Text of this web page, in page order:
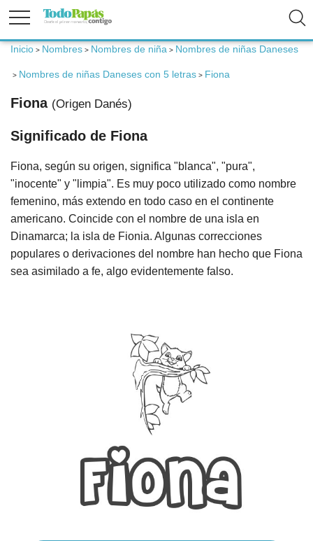
Fertilidad
Embarazo
Bebé
Niños
Padres
Calculadoras
Inicio > Nombres > Nombres de niña > Nombres de niñas Daneses
> Nombres de niñas Daneses con 5 letras > Fiona
Fiona (Origen Danés)
Significado de Fiona
Fiona, según su origen, significa "blanca", "pura",
"inocente" y "limpia". Es muy poco utilizado como nombre
femenino, más extendo en todo caso en el continente
americano. Coincide con el nombre de una isla en
Dinamarca; la isla de Fionia. Algunas correcciones
populares o derivaciones del nombre han hecho que Fiona
sea asimilado a fe, algo evidentemente falso.